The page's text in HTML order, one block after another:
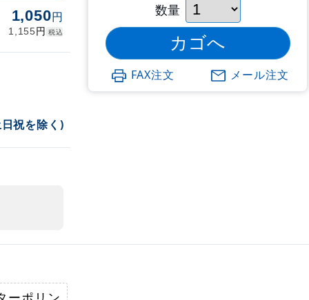
1,050円
1,155円 税込
祝を除く)
数量
FAX注文 メール注文